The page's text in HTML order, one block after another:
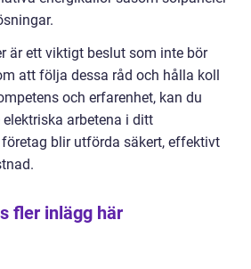
är ett viktigt beslut som inte bör
att följa dessa råd och hålla koll
och erfarenhet, kan du
arbetena i ditt
blir utförda säkert, effektivt
fler inlägg här